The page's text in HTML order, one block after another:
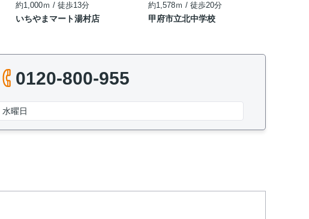
約1,000ｍ / 徒歩13分
いちやまマート湯村店
約1,578ｍ / 徒歩20分
甲府市立北中学校
0120-800-955
水曜日